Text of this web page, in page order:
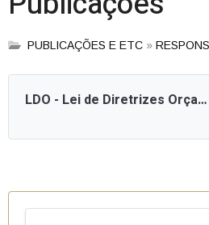
PUBLICAÇÕES E ETC »
LDO - Lei de Diretrizes Orçamentárias